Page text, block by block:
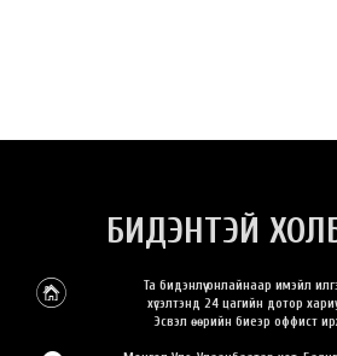
БИДЭНТЭЙ
Та бидэнлүү онлайнаар имэйл
хүсэлтэнд 24 цагийн дотор
Эсвэл өөрийн биеэр оффист